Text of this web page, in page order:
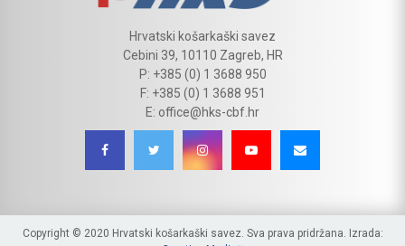
Hrvatski košarkaški savez
Cebini 39, 10110 Zagreb, HR
P: +385 (0) 1 3688 950
F: +385 (0) 1 3688 951
E: office@hks-cbf.hr
Copyright © 2020 Hrvatski košarkaški savez. Sva prava pridržana. Izrada: